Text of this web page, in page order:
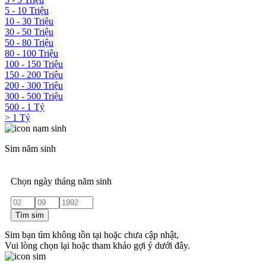
5 - 10 Triệu
10 - 30 Triệu
30 - 50 Triệu
50 - 80 Triệu
80 - 100 Triệu
100 - 150 Triệu
150 - 200 Triệu
200 - 300 Triệu
300 - 500 Triệu
500 - 1 Tỷ
> 1 Tỷ
Sim năm sinh
Chọn ngày tháng năm sinh
Tìm sim
Sim bạn tìm không tồn tại hoặc chưa cập nhật,
Vui lòng chọn lại hoặc tham khảo gợi ý dưới đây.